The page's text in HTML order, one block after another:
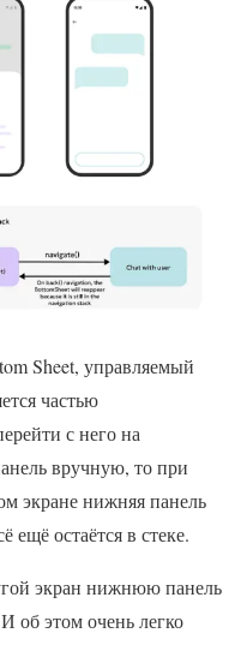
Sheet, управляемый
частью
с него на
вручную, то при
экране нижняя панель
ещё остаётся в стеке.
экран нижнюю панель
об этом очень легко